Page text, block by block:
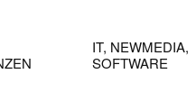
IT, NEWMEDIA,
SOFTWARE